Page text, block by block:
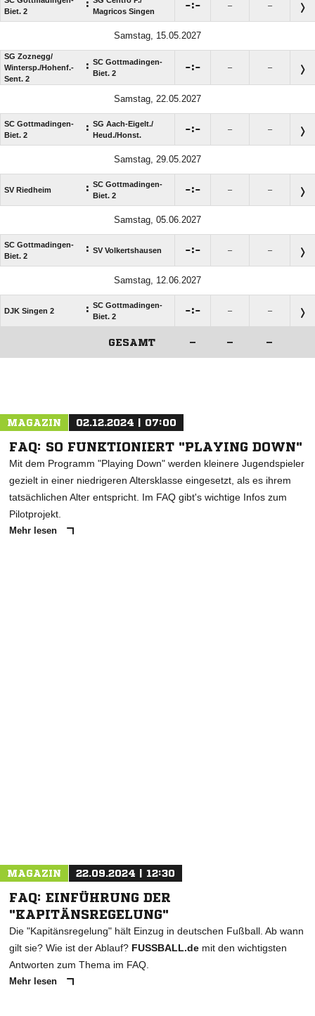
Biet. 2
:
Magricos Singen
: – –
Samstag, 15.05.2027
SG Zoznegg/​
Wintersp./​Hohenf.-
Sent. 2
: SC Gottmadingen-
Biet. 2
: – –
Samstag, 22.05.2027
SC Gottmadingen-
Biet. 2
: SG Aach-Eigelt./​
Heud./​Honst.
: – –
Samstag, 29.05.2027
SV Riedheim : SC Gottmadingen-
Biet. 2
: – –
Samstag, 05.06.2027
SC Gottmadingen-
Biet. 2
: SV Volkertshausen : – –
Samstag, 12.06.2027
DJK Singen 2 : SC Gottmadingen-
Biet. 2
: – –
GESAMT – – –
MAGAZIN 02.12.2024 | 07:00
FAQ: SO FUNKTIONIERT "PLAYING DOWN"
Mit dem Programm "Playing Down" werden kleinere Jugendspieler
gezielt in einer niedrigeren Altersklasse eingesetzt, als es ihrem
tatsächlichen Alter entspricht. Im FAQ gibt's wichtige Infos zum
Pilotprojekt.
Mehr lesen
MAGAZIN 22.09.2024 | 12:30
FAQ: EINFÜHRUNG DER
"KAPITÄNSREGELUNG"
Die "Kapitänsregelung" hält Einzug in deutschen Fußball. Ab wann
gilt sie? Wie ist der Ablauf? FUSSBALL.de mit den wichtigsten
Antworten zum Thema im FAQ.
Mehr lesen